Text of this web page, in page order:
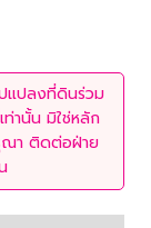
แปลงที่ดินร่วม
านั้น มิใช่หลัก
ณา ติดต่อฝ่าย